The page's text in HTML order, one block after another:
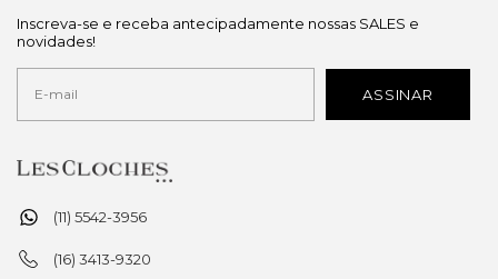
(11) 5542-3956
(16) 3413-9320
Inscreva-se e receba antecipadamente nossas SALES e
novidades!